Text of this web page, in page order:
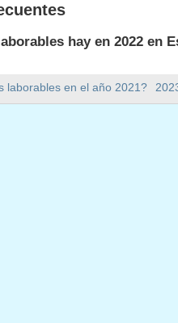
laborables en el año 2021?
hay en 2022 en
fin de semana hay en